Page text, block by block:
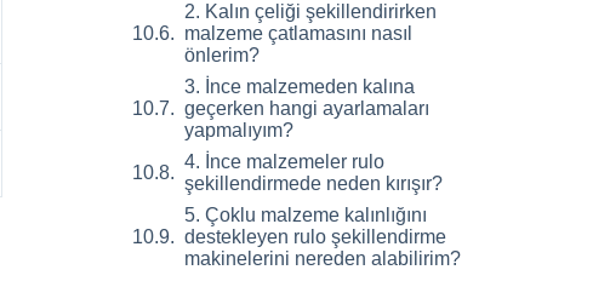
2. Kalın çeliği şekillendirirken
malzeme çatlamasını nasıl
önlerim?
3. İnce malzemeden kalına
geçerken hangi ayarlamaları
yapmalıyım?
4. İnce malzemeler rulo
şekillendirmede neden kırışır?
5. Çoklu malzeme kalınlığını
destekleyen rulo şekillendirme
makinelerini nereden alabilirim?